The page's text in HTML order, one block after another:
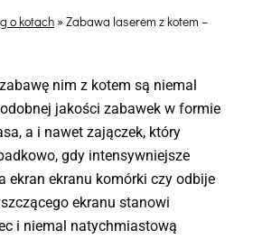
o kotach »Zabawa laserem z kotem –
nim z kotem są niemal
jakości zabawek w formie
a i nawet zajączek, który
gdy intensywniejsze
ekran ekranu komórki czy odbije
ekranu stanowi
i niemal natychmiastową